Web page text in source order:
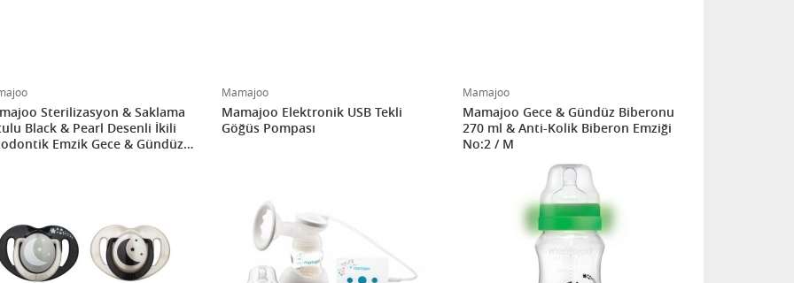
Sterilizasyon & Saklama
Black & Pearl Desenli İkili
Emzik Gece & Gündüz /
Mamajoo
Mamajoo Elektronik USB Tekli
Göğüs Pompası
Mamajoo
Mamajoo Gece & Gündüz Biberonu
270 ml & Anti-Kolik Biberon Emziği
No:2 / M